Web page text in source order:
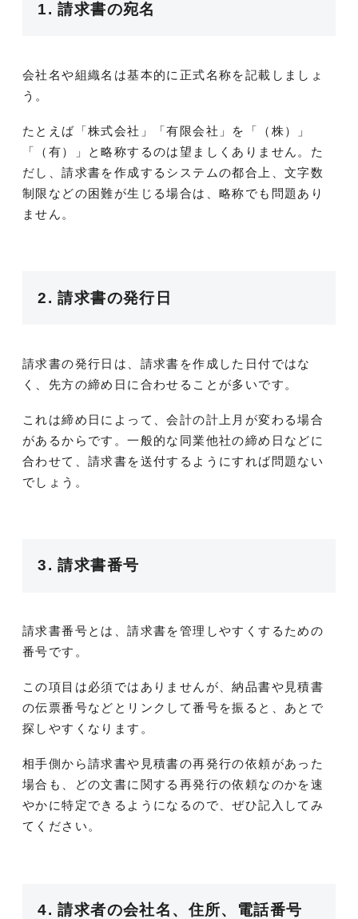
1. 請求書の宛名
会社名や組織名は基本的に正式名称を記載しましょ
う。
たとえば「株式会社」「有限会社」を「（株）」
「（有）」と略称するのは望ましくありません。た
だし、請求書を作成するシステムの都合上、文字数
制限などの困難が生じる場合は、略称でも問題あり
ません。
2. 請求書の発行日
請求書の発行日は、請求書を作成した日付ではな
く、先方の締め日に合わせることが多いです。
これは締め日によって、会計の計上月が変わる場合
があるからです。一般的な同業他社の締め日などに
合わせて、請求書を送付するようにすれば問題ない
でしょう。
3. 請求書番号
請求書番号とは、請求書を管理しやすくするための
番号です。
この項目は必須ではありませんが、納品書や見積書
の伝票番号などとリンクして番号を振ると、あとで
探しやすくなります。
相手側から請求書や見積書の再発行の依頼があった
場合も、どの文書に関する再発行の依頼なのかを速
やかに特定できるようになるので、ぜひ記入してみ
てください。
4. 請求者の会社名、住所、電話番号